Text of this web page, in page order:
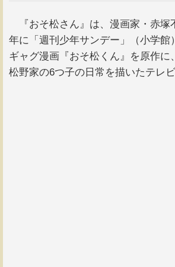
『おそ松さん』は、漫画家・赤塚
年に「週刊少年サンデー」（小学館
ギャグ漫画『おそ松くん』を原作に
松野家の6つ子の日常を描いたテレビ